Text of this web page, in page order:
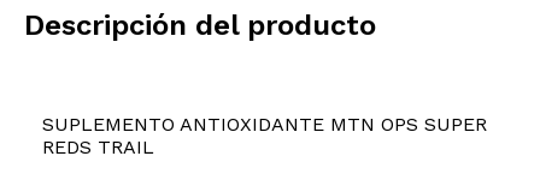
Descripción del producto
SUPLEMENTO ANTIOXIDANTE MTN OPS SUPER
REDS TRAIL